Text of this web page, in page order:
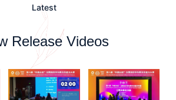
Latest
Release Videos